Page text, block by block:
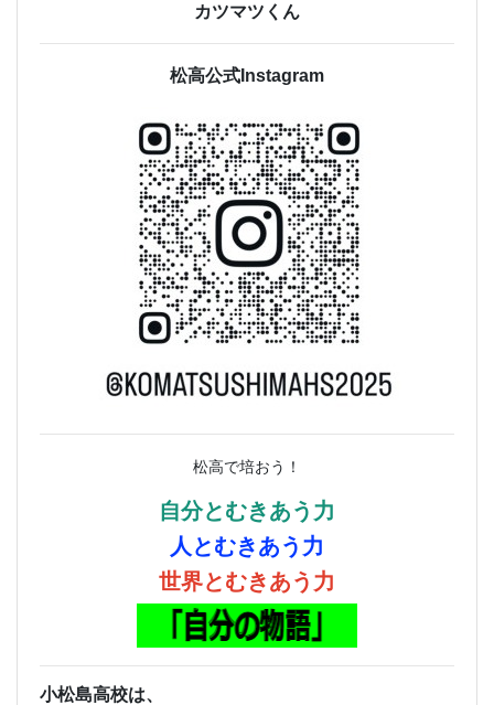
カツマツくん
松高公式Instagram
松高で培おう！
自分とむきあう力
人とむきあう力
世界とむきあう力
小松島高校は、